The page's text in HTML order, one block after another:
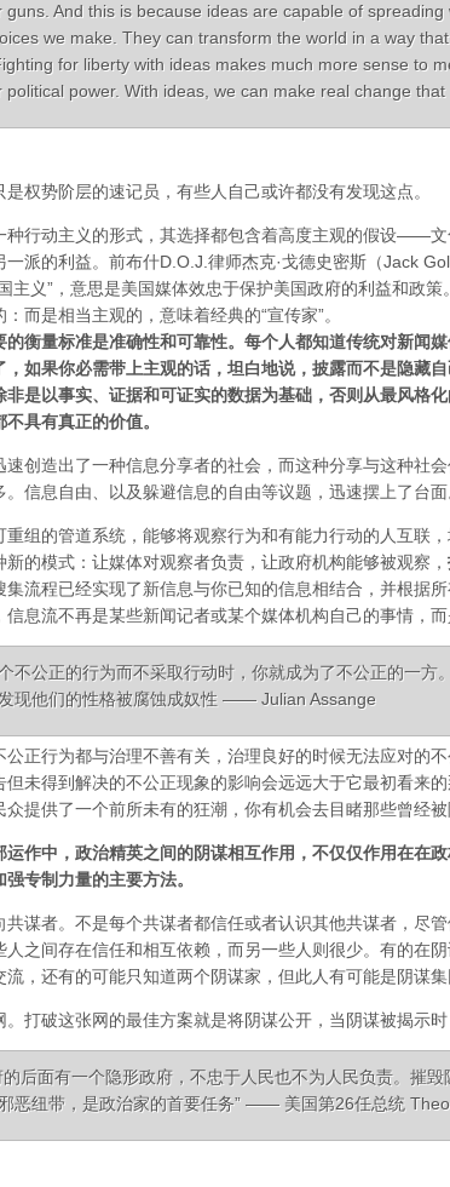
guns. And this is because ideas are capable of
we make. They can transform the world in a way
for liberty with ideas makes much more sense to
political power. With ideas, we can make real change that
权势阶层的速记员，有些人自己或许都没有发现这点。
种行动主义的形式，其选择都包含着高度主观的假设——
一派的利益。前布什D.O.J.律师杰克·戈德史密斯（Jack
主义”，意思是美国媒体效忠于保护美国政府的利益和政
：而是相当主观的，意味着经典的“宣传家”。
的衡量标准是准确性和可靠性。每个人都知道传统对新闻
，如果你必需带上主观的话，坦白地说，披露而不是隐藏
非是以事实、证据和可证实的数据为基础，否则从最风格
具有真正的价值。
速创造出了一种信息分享者的社会，而这种分享与这种社
信息自由、以及躲避信息的自由等议题，迅速摆上了台面
重组的管道系统，能够将观察行为和有能力行动的人互联
新的模式：让媒体对观察者负责，让政府机构能够被观察，
集流程已经实现了新信息与你已知的信息相结合，并根据
息流不再是某些新闻记者或某个媒体机构自己的事情，而
不公正的行为而不采取行动时，你就成为了不公正的一方
现他们的性格被腐蚀成奴性 —— Julian Assange
公正行为都与治理不善有关，治理良好的时候无法应对的
但未得到解决的不公正现象的影响会远远大于它最初看来
提供了一个前所未有的狂潮，你有机会去目睹那些曾经被
运作中，政治精英之间的阴谋相互作用，不仅仅作用在在
专制力量的主要方法。
共谋者。不是每个共谋者都信任或者认识其他共谋者，尽
人之间存在信任和相互依赖，而另一些人则很少。有的在
流，还有的可能只知道两个阴谋家，但此人有可能是阴谋
打破这张网的最佳方案就是将阴谋公开，当阴谋被揭示时
的后面有一个隐形政府，不忠于人民也不为人民负责。摧
恶纽带，是政治家的首要任务” —— 美国第26任总统